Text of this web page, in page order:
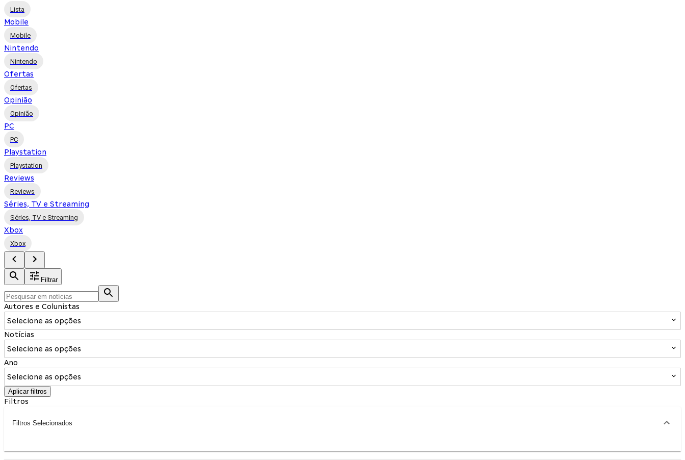
Lista
Mobile
Mobile
Nintendo
Nintendo
Ofertas
Ofertas
Opinião
Opinião
PC
PC
Playstation
Playstation
Reviews
Reviews
Séries, TV e Streaming
Séries, TV e Streaming
Xbox
Xbox
Filtrar
Autores e Colunistas
Selecione as opções
Notícias
Selecione as opções
Ano
Selecione as opções
Aplicar filtros
Filtros
Filtros Selecionados